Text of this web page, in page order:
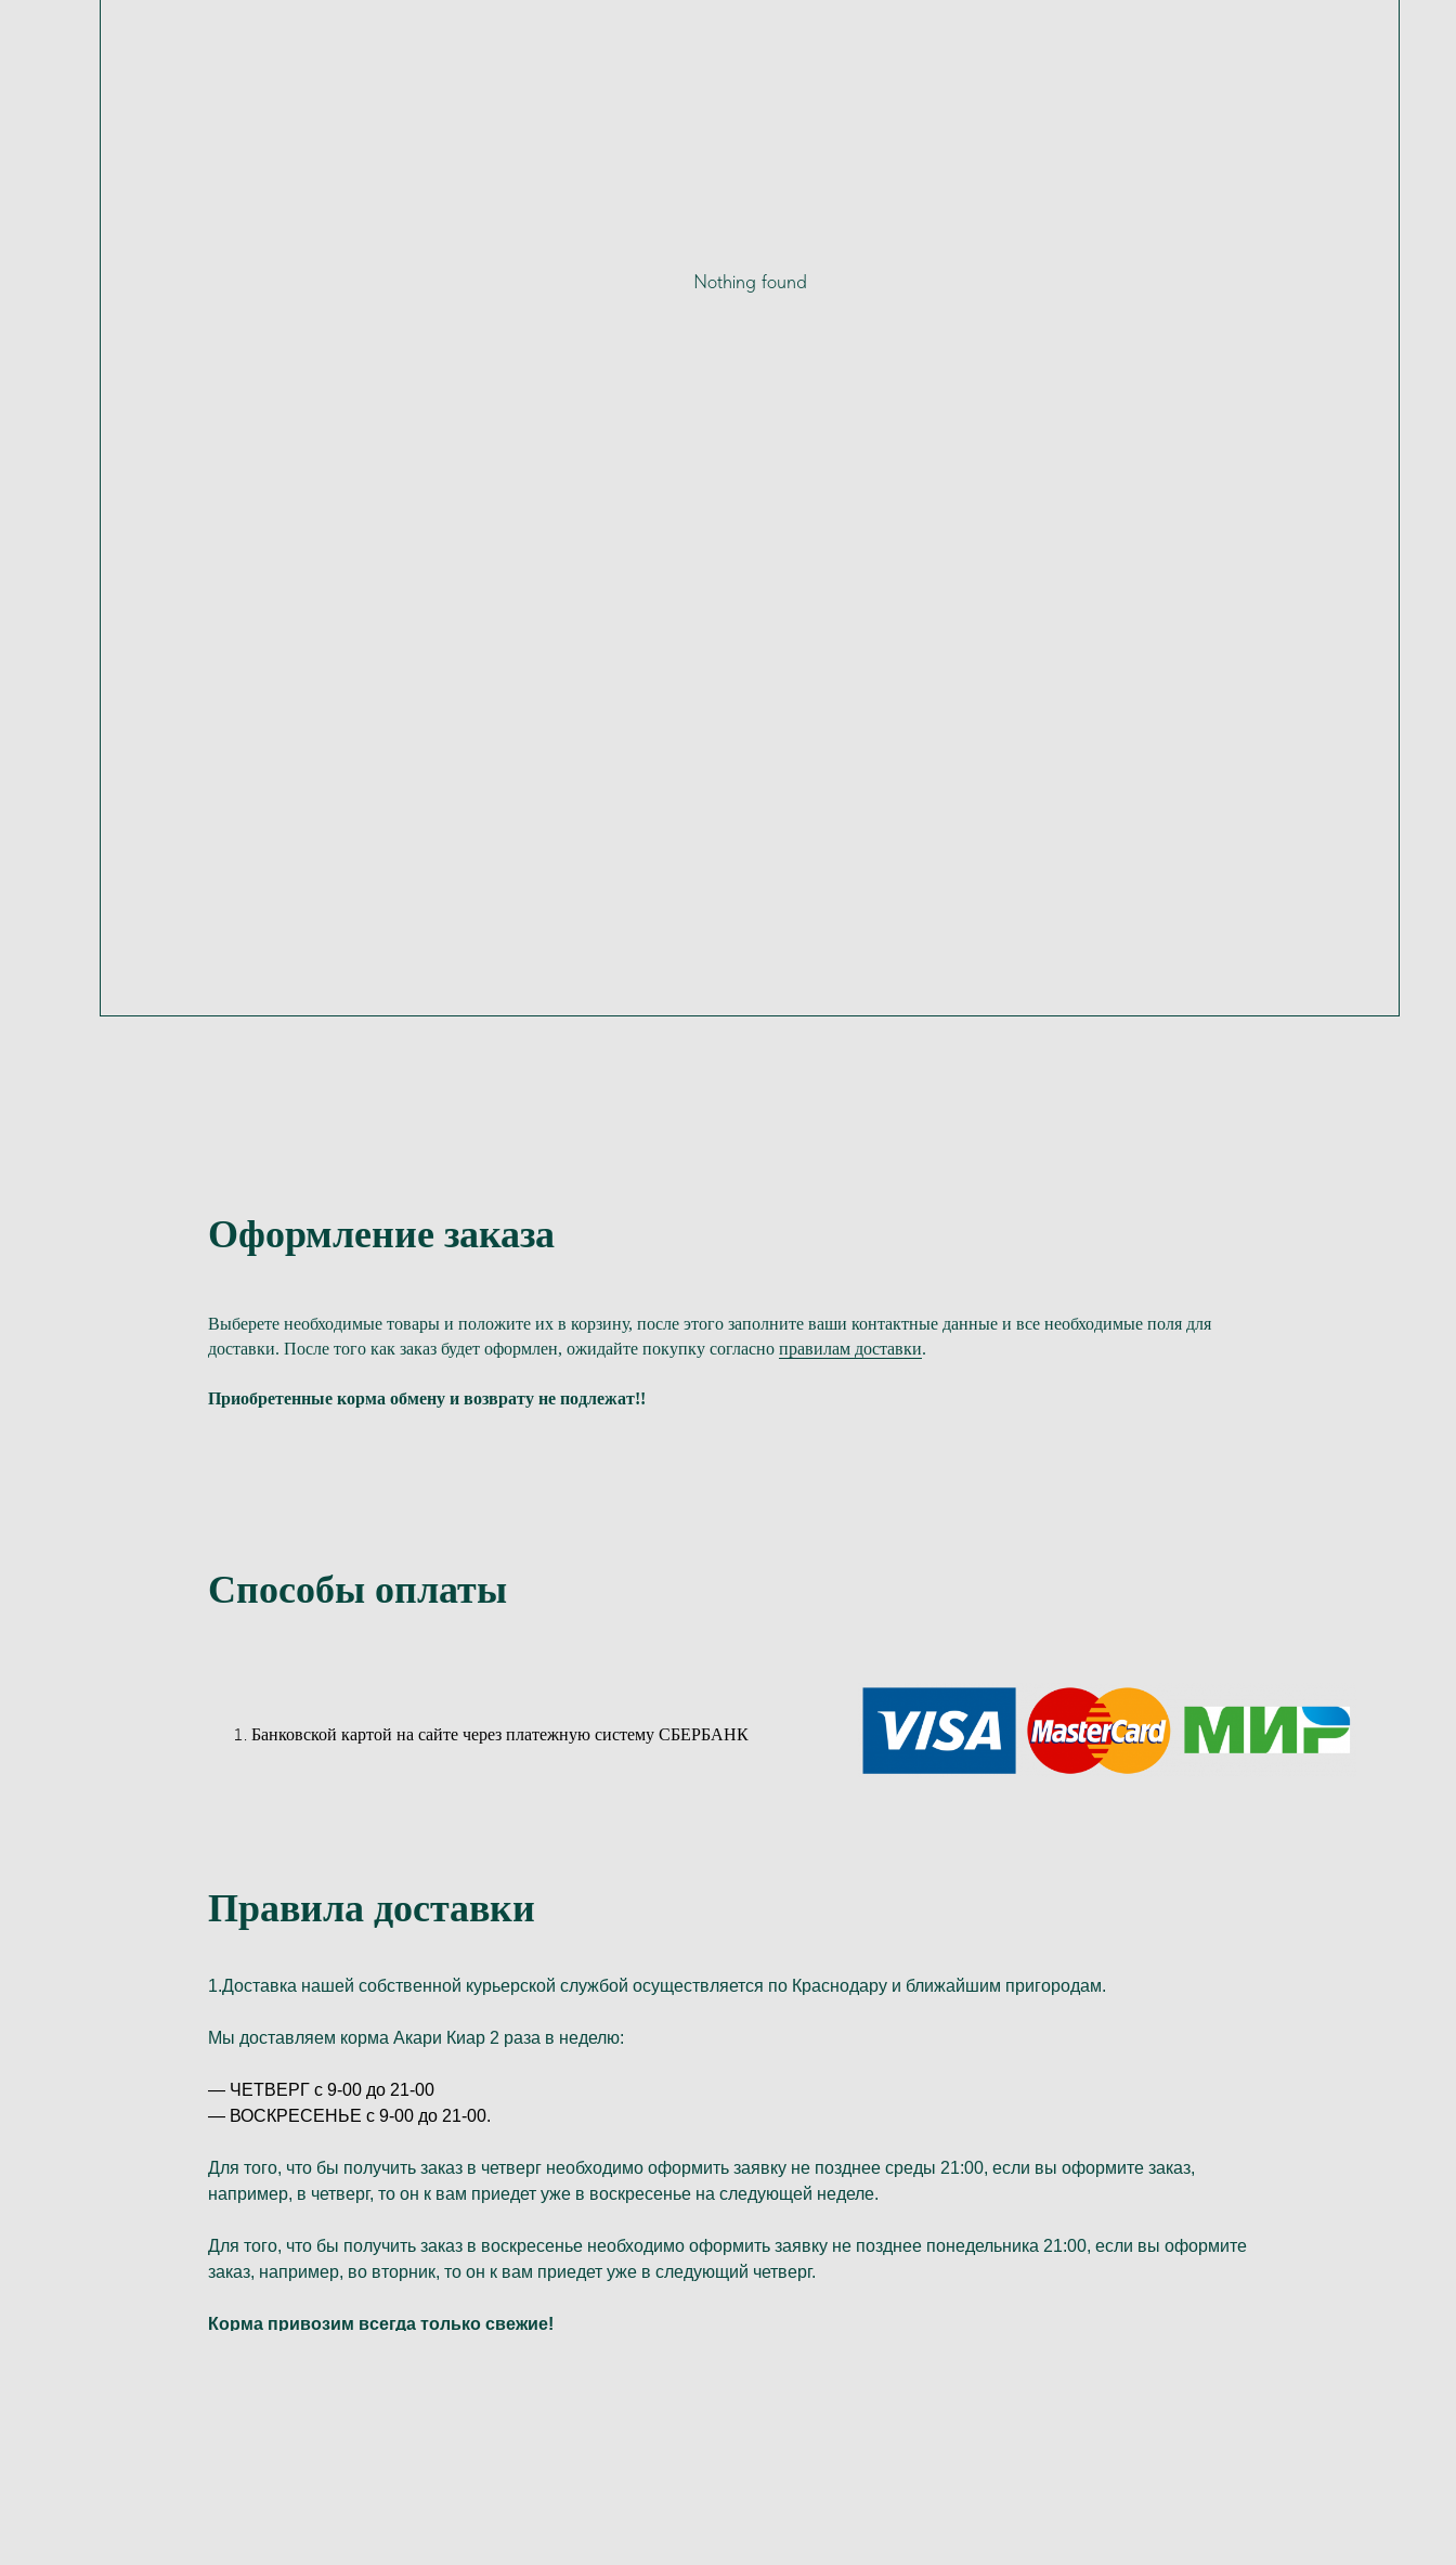
Nothing found
Оформление заказа
Выберете необходимые товары и положите их в корзину, после этого заполните ваши контактные данные и все необходимые поля для
доставки. После того как заказ будет оформлен, ожидайте покупку согласно правилам доставки.
Приобретенные корма обмену и возврату не подлежат!!
Способы оплаты
Банковской картой на сайте через платежную систему СБЕРБАНК
Правила доставки
1.Доставка нашей собственной курьерской службой осуществляется по Краснодару и ближайшим пригородам.
Мы доставляем корма Акари Киар 2 раза в неделю:
— ЧЕТВЕРГ с 9-00 до 21-00
— ВОСКРЕСЕНЬЕ с 9-00 до 21-00.
Для того, что бы получить заказ в четверг необходимо оформить заявку не позднее среды 21:00, если вы оформите заказ,
например, в четверг, то он к вам приедет уже в воскресенье на следующей неделе.
Для того, что бы получить заказ в воскресенье необходимо оформить заявку не позднее понедельника 21:00, если вы оформите
заказ, например, во вторник, то он к вам приедет уже в следующий четверг.
Корма привозим всегда только свежие!